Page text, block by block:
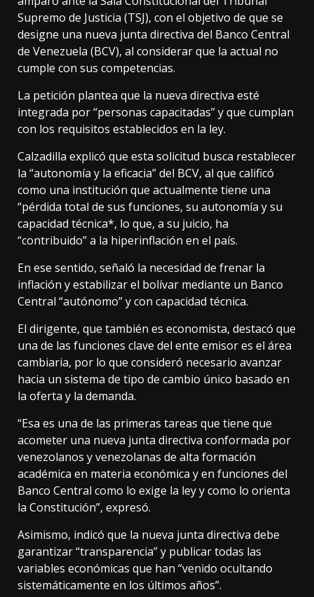
Supremo de Justicia (TSJ), con el objetivo de que se
designe una nueva junta directiva del Banco Central
de Venezuela (BCV), al considerar que la actual no
cumple con sus competencias.
La petición plantea que la nueva directiva esté
integrada por “personas capacitadas” y que cumplan
con los requisitos establecidos en la ley.
Calzadilla explicó que esta solicitud busca restablecer
la “autonomía y la eficacia” del BCV, al que calificó
como una institución que actualmente tiene una
“pérdida total de sus funciones, su autonomía y su
capacidad técnica*, lo que, a su juicio, ha
“contribuido” a la hiperinflación en el país.
En ese sentido, señaló la necesidad de frenar la
inflación y estabilizar el bolívar mediante un Banco
Central “autónomo” y con capacidad técnica.
El dirigente, que también es economista, destacó que
una de las funciones clave del ente emisor es el área
cambiaria, por lo que consideró necesario avanzar
hacia un sistema de tipo de cambio único basado en
la oferta y la demanda.
“Esa es una de las primeras tareas que tiene que
acometer una nueva junta directiva conformada por
venezolanos y venezolanas de alta formación
académica en materia económica y en funciones del
Banco Central como lo exige la ley y como lo orienta
la Constitución”, expresó.
Asimismo, indicó que la nueva junta directiva debe
garantizar “transparencia” y publicar todas las
variables económicas que han “venido ocultando
sistemáticamente en los últimos años”.